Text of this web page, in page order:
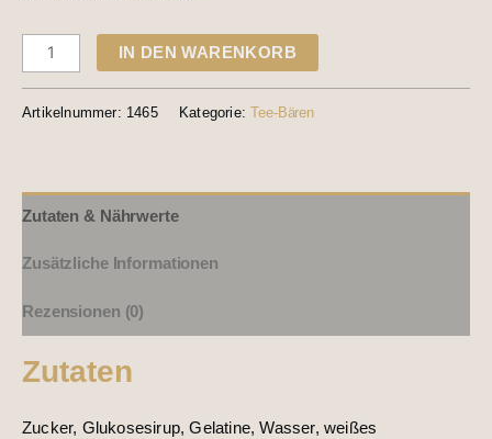
IN DEN WARENKORB
Artikelnummer: 1465 Kategorie:Tee-Bären
Zutaten & Nährwerte
Zusätzliche Informationen
Rezensionen (0)
Zutaten
Zucker, Glukosesirup, Gelatine, Wasser, weißes